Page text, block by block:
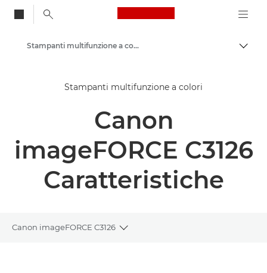
Canon Logo, back
Soluzioni e servizi
Prodotti per le aziende
Stampanti multifunzione - Stampanti all in one
Stampanti multifunzione a colori
Stampanti multifunzione a colori
Canon
imageFORCE C3126
Caratteristiche
Canon imageFORCE C3126
Toggle breadcrumbs